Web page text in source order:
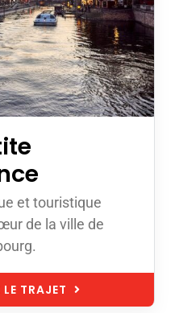
et touristique
de la ville de
TRAJET